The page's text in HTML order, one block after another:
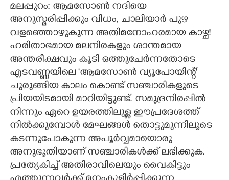
LITERATURE
ZOOM
CONTACT US
മലപ്പുറം: ആമസോൺ നദിയെ
അനുസ്മരിപ്പിക്കും വിധം, ചാലിയാർ പുഴ
വളഞ്ഞൊഴുകുന്ന അതിമനോഹരമായ കാഴ്ച!
ഹരിതാഭമായ മലനിരകളും ശാന്തമായ
അന്തരീക്ഷവും കൂടി ഒത്തുചേർന്നതോടെ
എടവണ്ണയിലെ 'ആമസോൺ വ്യൂപോയിന്റ്'
ചുരുങ്ങിയ കാലം കൊണ്ട് സഞ്ചാരികളുടെ
പ്രിയയിടമായി മാറിയിട്ടുണ്ട്. ‌സമുദ്രനിരപ്പിൽ
നിന്നും ഏറെ ഉയരത്തിലുള്ള ഈപ്രദേശത്ത്
നിൽക്കുമ്പോൾ മേഘങ്ങൾ തൊട്ടുമുന്നിലൂടെ
കടന്നുപോകുന്ന അപൂർവ്വമായൊരു
അനുഭൂതിയാണ് സഞ്ചാരികൾക്ക് ലഭിക്കുക.
പ്രത്യേകിച്ച് അതിരാവിലെയും വൈകിട്ടും